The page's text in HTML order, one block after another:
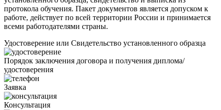
протокола обучения. Пакет документов является допуском к
работе, действует по всей территории России и принимается
всеми работодателями страны.
Удостоверение или Свидетельство установленного образца
Порядок заключения договора и получения диплома/
удостоверения
Заявка
Консультация